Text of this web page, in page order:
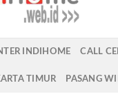
INDIHOME CALL
TIMUR PASANG